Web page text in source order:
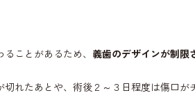
ことがあるため、 義歯のデザインが制限
れたあとや、術後２～３日程度は傷口が